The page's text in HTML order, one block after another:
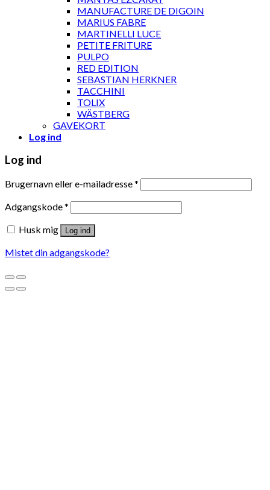
MANUFACTURE DE DIGOIN
MARIUS FABRE
MARTINELLI LUCE
PETITE FRITURE
PULPO
RED EDITION
SEBASTIAN HERKNER
TACCHINI
TOLIX
WÄSTBERG
GAVEKORT
Log ind
Log ind
Brugernavn eller e-mailadresse*
Adgangskode*
Husk mig
Log ind
Mistet din adgangskode?